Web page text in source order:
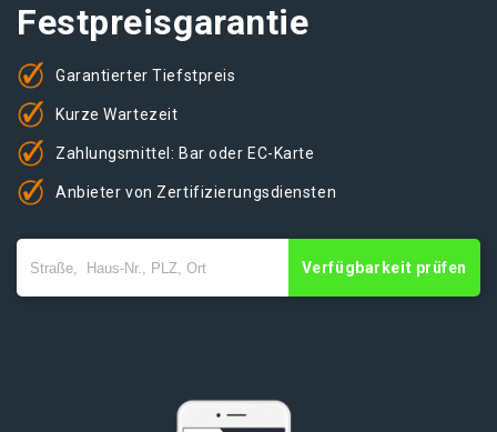
Festpreisgarantie
Garantierter Tiefstpreis
Kurze Wartezeit
Zahlungsmittel: Bar oder EC-Karte
Anbieter von Zertifizierungsdiensten
Verfügbarkeit prüfen